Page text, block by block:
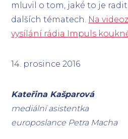
mluvil o tom, jaké to je radit
dalších tématech. Na
vysílání rádia Impuls
14. prosince 2016
Kateřina Kašparová
mediální asistentka
europoslance Petra Macha